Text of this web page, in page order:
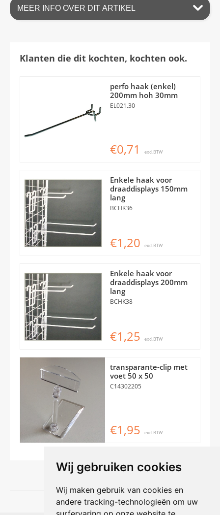
Wij gebruiken cookies
Wij maken gebruik van cookies en
andere tracking-technologieën om uw
MEER INFO OVER DIT ARTIKEL
Klanten die dit kochten, kochten ook.
perfo haak (enkel)
200mm hoh 30mm
EL021.30
€0,71 excl.BTW
Enkele haak voor
draaddisplays 150mm
lang
BCHK36
€1,20 excl.BTW
Enkele haak voor
draaddisplays 200mm
lang
BCHK38
€1,25 excl.BTW
transparante-clip met
voet 50 x 50
C14302205
€1,95 excl.BTW